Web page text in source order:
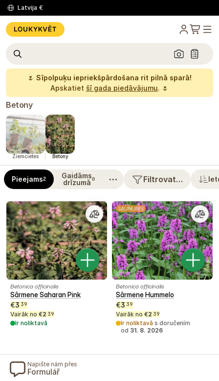
Latvija €
🌷 Sīpolpuķu iepriekšpārdošana rit pilnā sparā!
Apskatiet šī gada piedāvājumu. 🌷
Betony
Ziemcietes Betony
Pieejams2
Gaidāms
drīzumā 0 ⋯ Filtrovat…
Betonica officinalis
Sārmene Saharan Pink
€3 39
Vairāk no €2 39
Ir noliktavā
JAUNUMS
Betonica officinalis
Sārmene Hummelo
€3 39
Vairāk no €2 39
Ir noliktavā s doručením
od 31. 8. 2026
Napište nám přes
Formulář